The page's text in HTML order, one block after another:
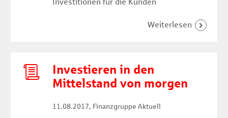
Investitionen für die Kunden
Investieren in den
Mittelstand von morgen
11.08.2017, Finanzgruppe Aktuell